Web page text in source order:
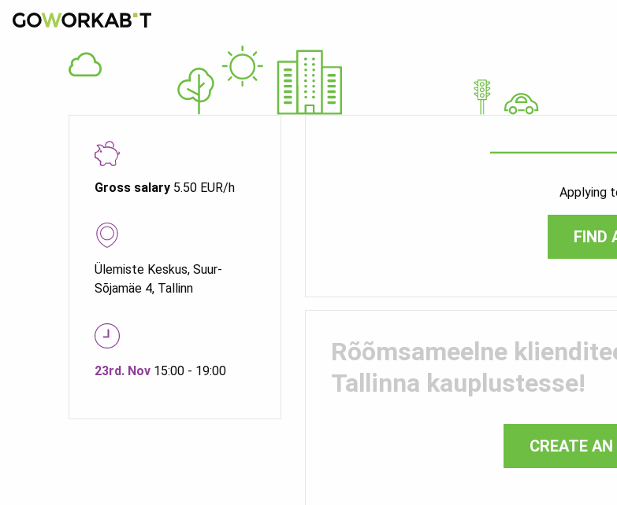
Gross salary 5.50 EUR/h
Ülemiste Keskus, Suur-
Sõjamäe 4, Tallinn
23rd. Nov 15:00 - 19:00
Applying
FIND
Rõõmsameelne
Tallinna kauplustesse!
CREATE